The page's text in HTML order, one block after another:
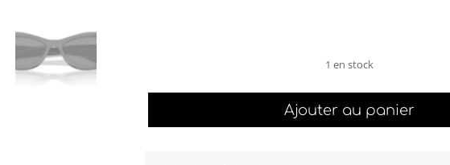
1 en stock
quantité
de
Prada
Ajouter au panier